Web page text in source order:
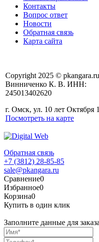
Контакты
Вопрос ответ
Новости
Обратная связь
Карта сайта
Copyright 2025 ©
Винниченко К. В. ИНН:
245013402620
г. Омск, ул. 10 лет Октября
Посмотреть на карте
Обратная связь
+7 (3812) 28-85-85
sale@pkangara.ru
Сравнение0
Избранное0
Корзина0
Купить в один клик
Заполните данные для заказа